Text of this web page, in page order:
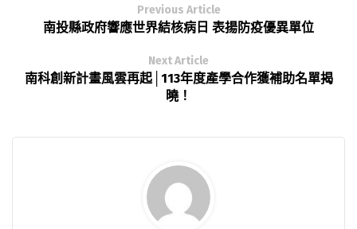
Previous Article
南投縣政府響應世界結核病日 表揚防疫優異單位
Next Article
南科創新計畫風雲再起│113年度產學合作獲補助名單揭
曉！